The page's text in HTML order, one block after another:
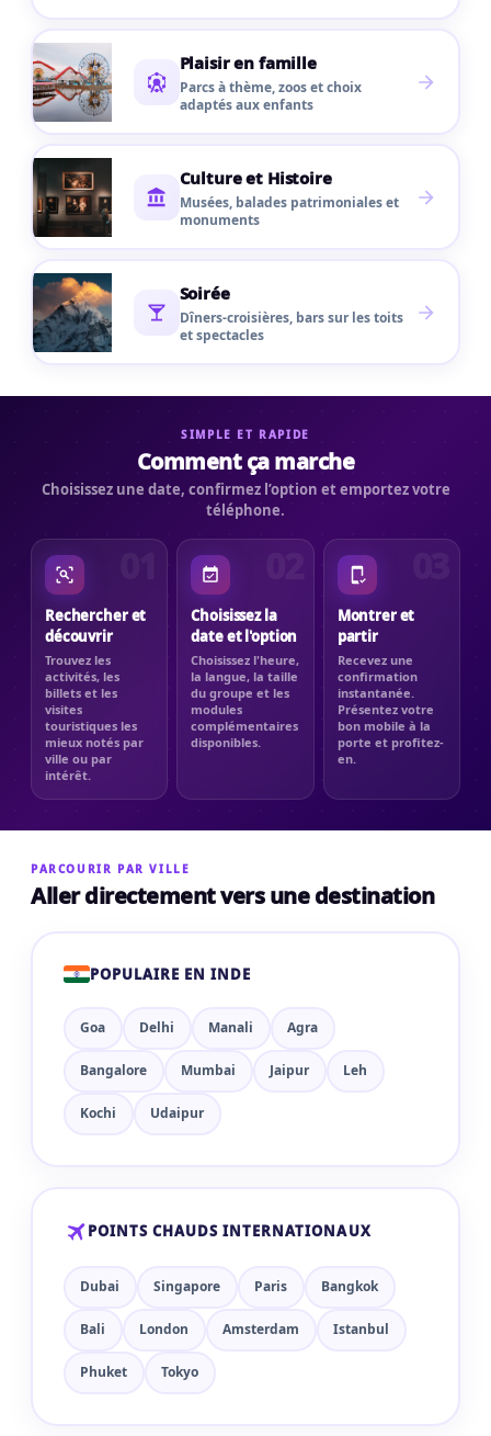
Plaisir en famille
Parcs à thème, zoos et choix
adaptés aux enfants
Culture et Histoire
Musées, balades patrimoniales et
monuments
Soirée
Dîners-croisières, bars sur les toits
et spectacles
SIMPLE ET RAPIDE
Comment ça marche
Choisissez une date, confirmez l’option et emportez votre
téléphone.
Rechercher et
découvrir
Trouvez les
activités, les
billets et les
visites
touristiques les
mieux notés par
ville ou par
intérêt.
Choisissez la
date et l'option
Choisissez l'heure,
la langue, la taille
du groupe et les
modules
complémentaires
disponibles.
Montrer et
partir
Recevez une
confirmation
instantanée.
Présentez votre
bon mobile à la
porte et profitez-
en.
PARCOURIR PAR VILLE
Aller directement vers une destination
POPULAIRE EN INDE
Goa Delhi Manali Agra
Bangalore Mumbai Jaipur Leh
Kochi Udaipur
POINTS CHAUDS INTERNATIONAUX
Dubai Singapore Paris Bangkok
Bali London Amsterdam Istanbul
Phuket Tokyo